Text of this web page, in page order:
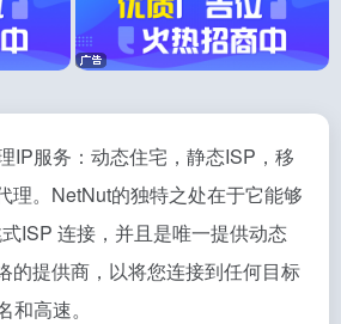
IP服务：动态住宅，静态ISP，移
理。NetNut的独特之处在于它能够
ISP 连接，并且是唯一提供动态
的提供商，以将您连接到任何目标
高速。